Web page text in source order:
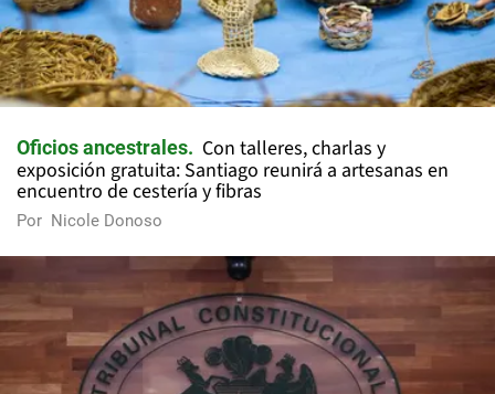
Oficios ancestrales
Con talleres, charlas y
exposición gratuita: Santiago reunirá a artesanas en
encuentro de cestería y fibras
Por Nicole Donoso